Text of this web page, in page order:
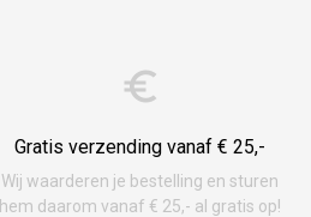
Gratis verzending vanaf € 25,-
Wij waarderen je bestelling en sturen
hem daarom vanaf € 25,- al gratis op!